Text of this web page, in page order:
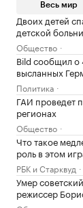
Весь мир
Двоих детей
детской
Общество
Bild сообщил о
высланных
Политика
ГАИ проведет
регионах
Общество
Что такое
роль в этом
РБК и Старквуд
Умер
режиссер